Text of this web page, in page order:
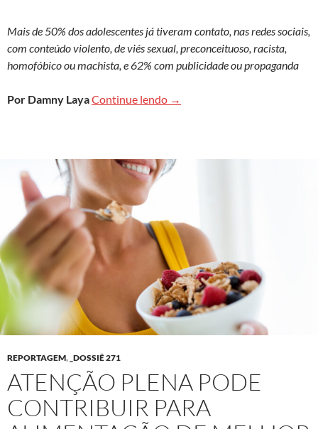
Mais de 50% dos adolescentes já tiveram contato, nas redes sociais,
com conteúdo violento, de viés sexual, preconceituoso, racista,
homofóbico ou machista, e 62% com publicidade ou propaganda
Por Damny LayaContinue lendo A atenção e o tempo de tela
→
REPORTAGEM, _DOSSIÊ 271
ATENÇÃO PLENA PODE
CONTRIBUIR PARA